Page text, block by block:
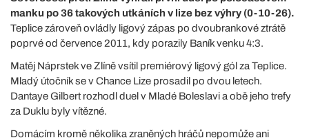
manku po 36 takových utkáních v lize bez výhry (0-10-26).
Teplice zároveň ovládly ligový zápas po dvoubrankové ztrátě
poprvé od července 2011, kdy porazily Baník venku 4:3.
Matěj Náprstek ve Zlíně vsítil premiérový ligový gól za Teplice.
Mladý útočník se v Chance Lize prosadil po dvou letech.
Dantaye Gilbert rozhodl duel v Mladé Boleslavi a obě jeho trefy
za Duklu byly vítězné.
Domácím kromě několika zraněných hráčů nepomůže ani